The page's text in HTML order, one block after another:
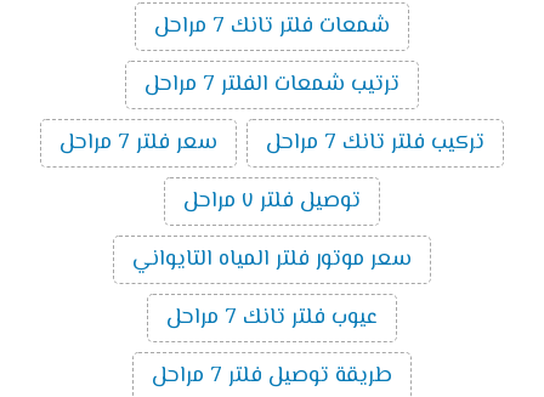
شمعات فلتر تانك 7 مراحل
ترتيب شمعات الفلتر 7 مراحل
تركيب فلتر تانك 7 مراحل
سعر فلتر 7 مراحل
توصيل فلتر ٧ مراحل
سعر موتور فلتر المياه التايواني
عيوب فلتر تانك 7 مراحل
طريقة توصيل فلتر 7 مراحل